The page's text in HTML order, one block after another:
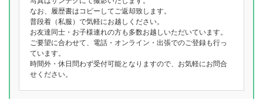
なお、履歴書はコピーしてご返却致します。
普段着（私服）で気軽にお越しください。
お友達同士・お子様連れの方も多数お越しいただいています。
ご要望に合わせて、電話・オンライン・出張でのご登録も行っ
ています。
時間外・休日問わず受付可能となりますので、お気軽にお問合
せください。